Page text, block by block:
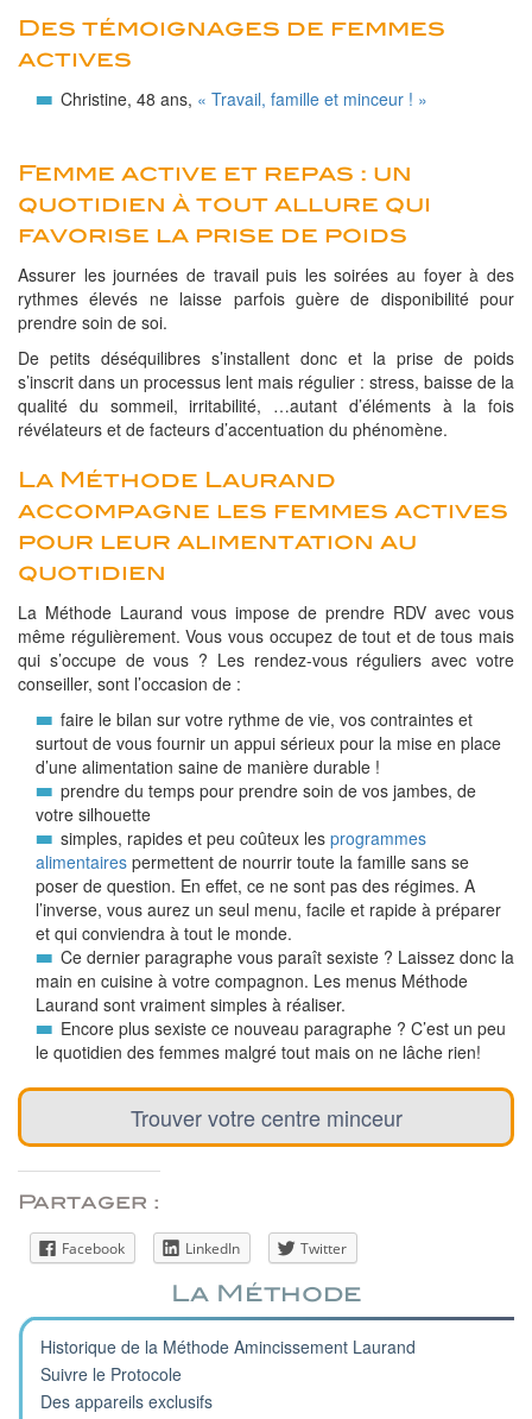
Des témoignages de femmes
actives
Christine, 48 ans, « Travail, famille et minceur ! »
Femme active et repas : un
quotidien à tout allure qui
favorise la prise de poids
Assurer les journées de travail puis les soirées au foyer à des
rythmes élevés ne laisse parfois guère de disponibilité pour
prendre soin de soi.
De petits déséquilibres s’installent donc et la prise de poids
s’inscrit dans un processus lent mais régulier : stress, baisse de la
qualité du sommeil, irritabilité, …autant d’éléments à la fois
révélateurs et de facteurs d’accentuation du phénomène.
La Méthode Laurand
accompagne les femmes actives
pour leur alimentation au
quotidien
La Méthode Laurand vous impose de prendre RDV avec vous
même régulièrement. Vous vous occupez de tout et de tous mais
qui s’occupe de vous ? Les rendez-vous réguliers avec votre
conseiller, sont l’occasion de :
faire le bilan sur votre rythme de vie, vos contraintes et
surtout de vous fournir un appui sérieux pour la mise en place
d’une alimentation saine de manière durable !
prendre du temps pour prendre soin de vos jambes, de
votre silhouette
simples, rapides et peu coûteux les programmes
alimentaires permettent de nourrir toute la famille sans se
poser de question. En effet, ce ne sont pas des régimes. A
l’inverse, vous aurez un seul menu, facile et rapide à préparer
et qui conviendra à tout le monde.
Ce dernier paragraphe vous paraît sexiste ? Laissez donc la
main en cuisine à votre compagnon. Les menus Méthode
Laurand sont vraiment simples à réaliser.
Encore plus sexiste ce nouveau paragraphe ? C’est un peu
le quotidien des femmes malgré tout mais on ne lâche rien!
Trouver votre centre minceur
Partager :
Facebook LinkedIn Twitter
La Méthode
Historique de la Méthode Amincissement Laurand
Suivre le Protocole
Des appareils exclusifs